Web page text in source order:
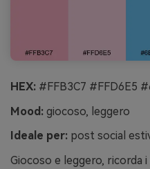
HEX: #FFB3C7 #FFD6E5
Mood: giocoso, leggero
Ideale per: post social
Giocoso e leggero, ricorda